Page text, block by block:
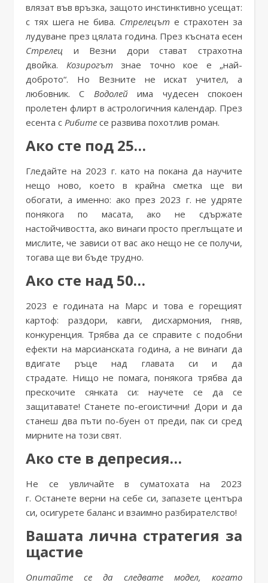
влязат във връзка, защото инстинктивно усещат:
с тях шега не бива. Стрелецът е страхотен за
лудуване през цялата година. През късната есен
Стрелец и Везни дори стават страхотна
двойка. Козирогътзнае точно кое е „най-
доброто“. Но Везните не искат учител, а
любовник. С Водолейима чудесен спокоен
пролетен флирт в астрологичния календар. През
есента с Рибите се развива похотлив роман.
Ако сте под 25…
Гледайте на 2023 г. като на покана да научите
нещо ново, което в крайна сметка ще ви
обогати, а именно: ако през 2023 г. не удряте
понякога по масата, ако не сдържате
настойчивостта, ако винаги просто преглъщате и
мислите, че зависи от вас ако нещо не се получи,
тогава ще ви бъде трудно.
Ако сте над 50…
2023 е годината на Марс и това е горещият
картоф: раздори, кавги, дисхармония, гняв,
конкуренция. Трябва да се справите с подобни
ефекти на марсианската година, а не винаги да
вдигате ръце над главата си и да
страдате. Нищо не помага, понякога трябва да
прескочите сянката си: научете се да се
защитавате! Станете по-егоистични! Дори и да
станеш два пъти по-буен от преди, пак си сред
мирните на този свят.
Ако сте в депресия…
Не се увличайте в суматохата на 2023
г. Останете верни на себе си, запазете центъра
си, осигурете баланс и взаимно разбирателство!
Вашата лична стратегия за
щастие
Опитайте се да следвате модел, когато